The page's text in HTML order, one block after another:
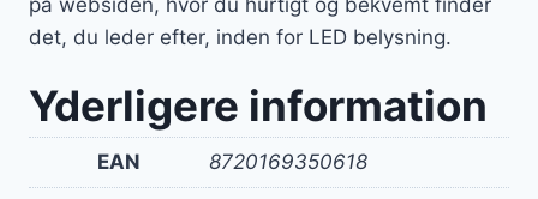
på websiden, hvor du hurtigt og bekvemt finder
det, du leder efter, inden for LED belysning.
Yderligere information
EAN 8720169350618